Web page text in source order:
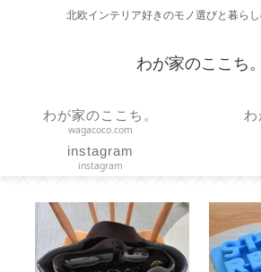
北欧インテリア好きのモノ選びと暮ら
わが家のここち。
わが家のここち。
wagacoco.com
instagram
instagram